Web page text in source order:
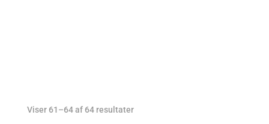
Viser 61–64 af 64 resultaterSorteret